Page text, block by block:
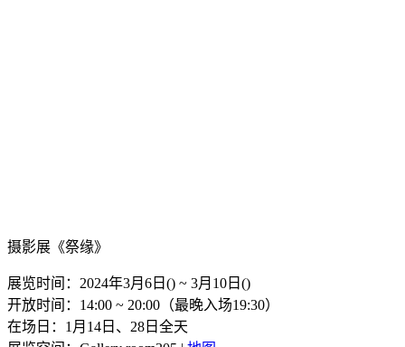
摄影展《祭缘》
展览时间：2024年3月6日() ~ 3月10日()
开放时间：14:00 ~ 20:00（最晚入场19:30）
在场日：1月14日、28日全天